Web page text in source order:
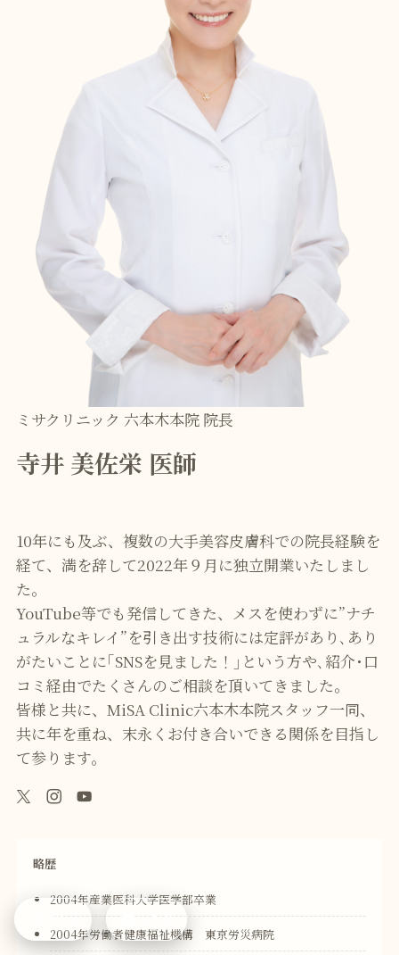
ミサクリニック 六本木本院 院長
寺井 美佐栄 医師
10年にも及ぶ、複数の大手美容皮膚科での院長経験を
経て、満を辞して2022年９月に独立開業いたしまし
た。
YouTube等でも発信してきた、メスを使わずに”ナチ
ュラルなキレイ”を引き出す技術には定評があり､あり
がたいことに｢SNSを見ました！｣という方や､紹介･口
コミ経由でたくさんのご相談を頂いてきました｡
皆様と共に、MiSA Clinic六本木本院スタッフ一同、
共に年を重ね、末永くお付き合いできる関係を目指し
て参ります。
略歴
2004年産業医科大学医学部卒業
2004年労働者健康福祉機構 東京労災病院
WEB LINE